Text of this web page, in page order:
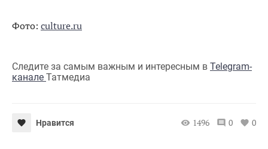
Фото: culture.ru
Следите за самым важным и интересным в Telegram-
канале Татмедиа
Нравится 1496 0 0